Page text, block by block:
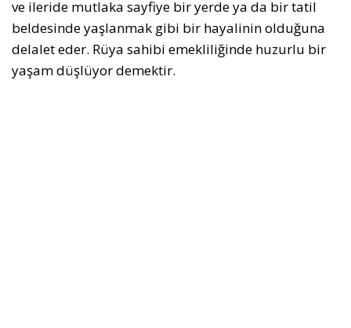
ve ileride mutlaka sayfiye bir yerde ya da bir tatil
beldesinde yaşlanmak gibi bir hayalinin olduğuna
delalet eder. Rüya sahibi emekliliğinde huzurlu bir
yaşam düşlüyor demektir.